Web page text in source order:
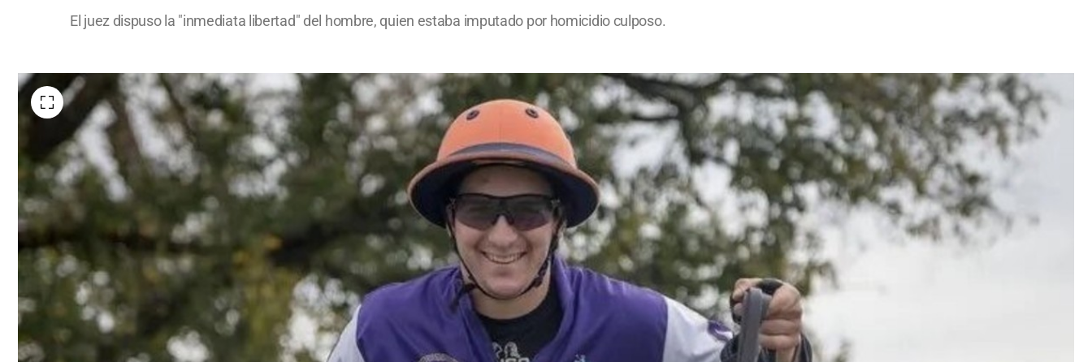
El juez dispuso la "inmediata libertad" del hombre, quien estaba imputado por homicidio culposo.